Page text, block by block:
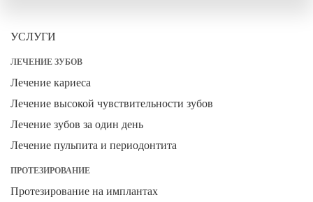
УСЛУГИ
ЛЕЧЕНИЕ ЗУБОВ
Лечение кариеса
Лечение высокой чувствительности зубов
Лечение зубов за один день
Лечение пульпита и периодонтита
ПРОТЕЗИРОВАНИЕ
Протезирование на имплантах